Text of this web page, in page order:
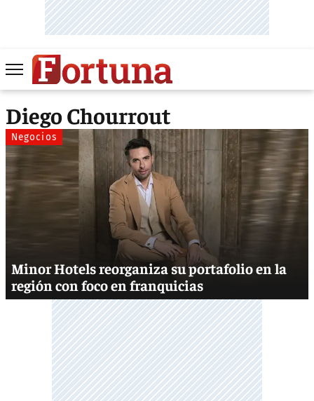
Diego Chourrout
Negocios
Minor Hotels reorganiza su portafolio en la
región con foco en franquicias